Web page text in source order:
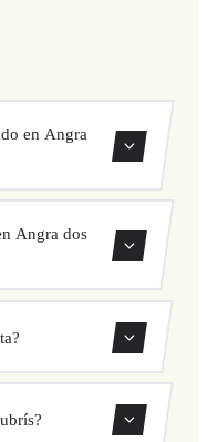
en Angra
destino, selecciona
Angra dos
ocultos ni
en el formulario.